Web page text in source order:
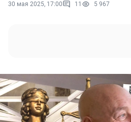
30 мая 2025, 17:00 11 5 967